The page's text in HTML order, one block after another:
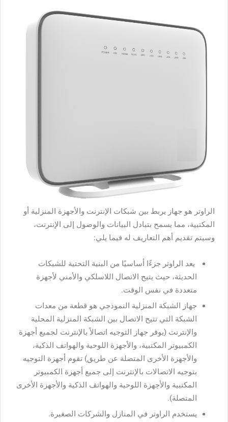
الراوتر هو جهاز يربط بين شبكات الإنترنت والأجهزة المنزلية أو
المكتبية، مما يسمح بتبادل البيانات والوصول إلى الإنترنت،
وسيتم تقديم أهم التعاريف له فيما يلي:
يعد الراوتر جزءًا أساسيًا من البنية التحتية للشبكات
الحديثة، حيث يتيح الاتصال اللاسلكي والأمني لأجهزة
متعددة في نفس الوقت.
جهاز الشبكة المنزلية النموذجي هو قطعة من معدات
الشبكة التي تتيح الاتصال بين الشبكة المنزلية المحلية
والإنترنت (يوفر جهاز التوجيه اتصالاً بالإنترنت لجميع أجهزة
الكمبيوتر المكتبية، والأجهزة اللوحية والهواتف الذكية،
والأجهزة الأخرى المتصلة عن طريق) تقوم أجهزة التوجيه
بتوجيه الاتصالات بالإنترنت إلى جميع أجهزة الكمبيوتر
المكتبية والأجهزة اللوحية والهواتف الذكية والأجهزة الأخرى
المتصلة).
يستخدم الراوتر في المنازل والشركات الصغيرة.